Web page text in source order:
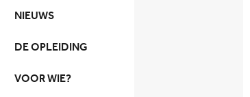
NIEUWS
DE OPLEIDING
VOOR WIE?